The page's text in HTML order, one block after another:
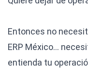
Entonces no
ERP México…
entienda tu